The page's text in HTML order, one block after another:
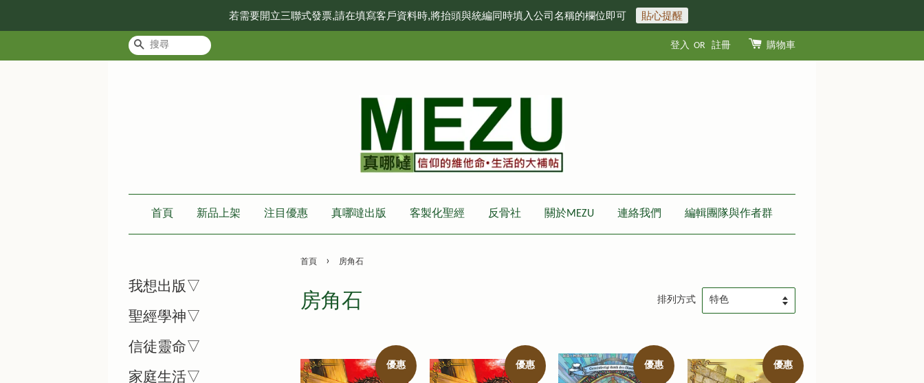
若需要開立三聯式發票,請在填寫客戶資料時,將抬頭與統編同時填入公司名稱的欄位即可 貼心提醒
搜尋 登入 OR 註冊 購物車
首頁 新品上架 注目優惠 真哪噠出版 客製化聖經 反骨社 關於MEZU 連絡我們 編輯團隊與作者群
我想出版▽
聖經學神▽
信徒靈命▽
家庭生活▽
首頁 › 房角石
房角石 排列方式
優惠 優惠 優惠 優惠